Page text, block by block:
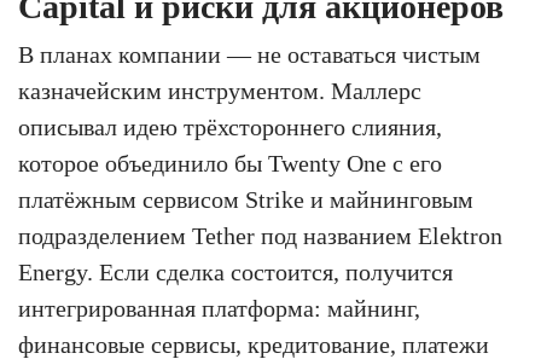
В планах компании — не оставаться чистым
казначейским инструментом. Маллерс
описывал идею трёхстороннего слияния,
которое объединило бы Twenty One с его
платёжным сервисом Strike и майнинговым
подразделением Tether под названием Elektron
Energy. Если сделка состоится, получится
интегрированная платформа: майнинг,
финансовые сервисы, кредитование, платежи